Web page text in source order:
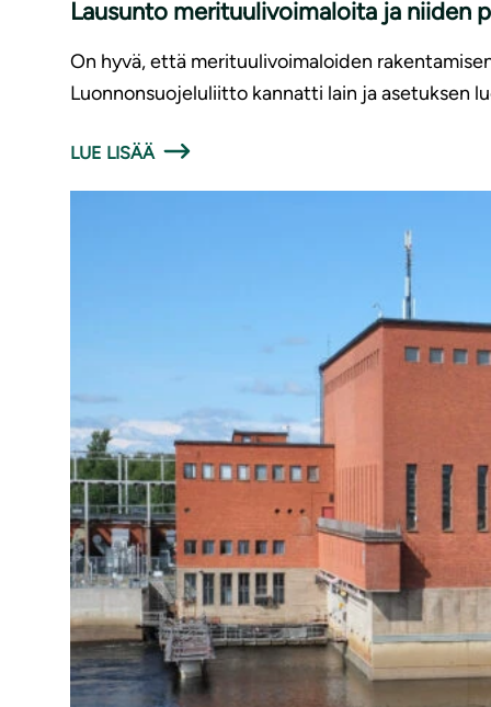
Lausunto merituulivoimaloita ja niiden
On hyvä, että merituulivoimaloiden
Luonnonsuojeluliitto kannatti lain ja asetuksen
LUE LISÄÄ